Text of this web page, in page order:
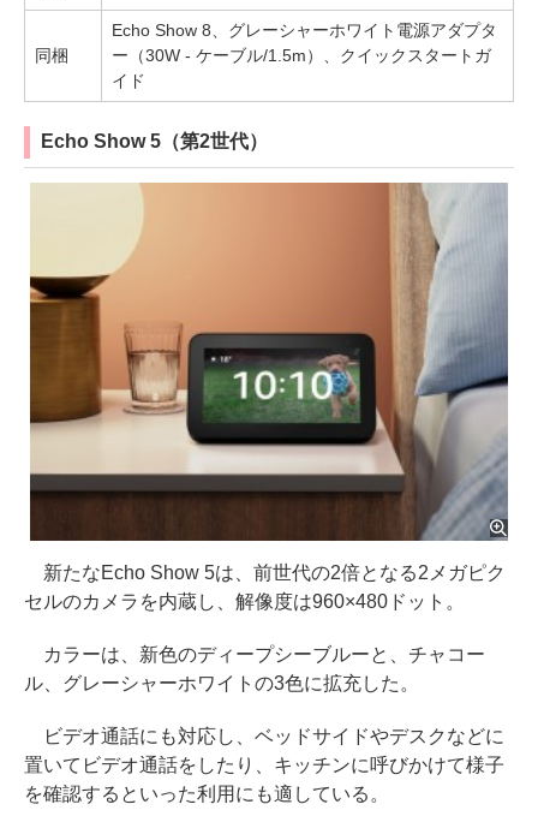
同梱
Echo Show 8、グレーシャーホワイト電源アダプタ
ー（30W - ケーブル/1.5m）、クイックスタートガ
イド
Echo Show 5（第2世代）
新たなEcho Show 5は、前世代の2倍となる2メガピク
セルのカメラを内蔵し、解像度は960×480ドット。
カラーは、新色のディープシーブルーと、チャコー
ル、グレーシャーホワイトの3色に拡充した。
ビデオ通話にも対応し、ベッドサイドやデスクなどに
置いてビデオ通話をしたり、キッチンに呼びかけて様子
を確認するといった利用にも適している。